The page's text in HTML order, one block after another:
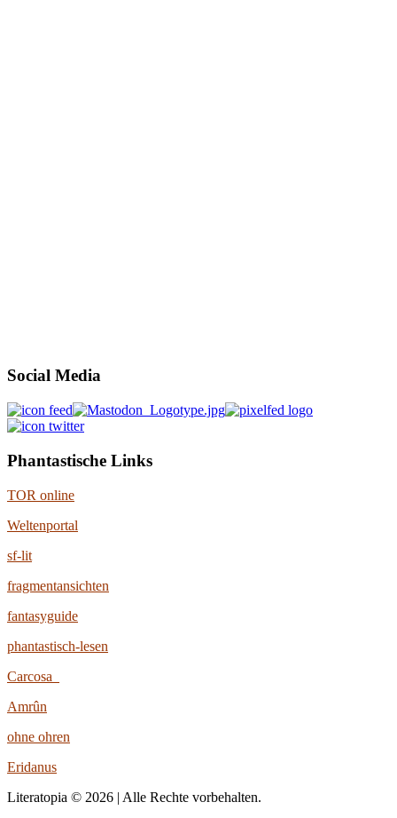
Social Media
Phantastische Links
TOR online
Weltenportal
sf-lit
fragmentansichten
fantasyguide
phantastisch-lesen
Carcosa
Amrûn
ohne ohren
Eridanus
Literatopia © 2026 | Alle Rechte vorbehalten.